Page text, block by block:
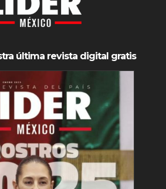
última revista digital gratis